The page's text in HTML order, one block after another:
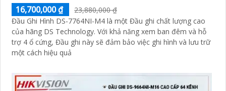
16,700,000 ₫
23,880,000 ₫
Đầu Ghi Hình DS-7764NI-M4 là một Đầu ghi chất lượng cao
của hãng DS Technology. Với khả năng xem ban đêm và hỗ
trợ 4 ổ cứng, Đầu ghi này sẽ đảm bảo việc ghi hình và lưu trữ
một cách hiệu quả